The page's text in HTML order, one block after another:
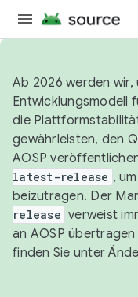
Ab 2026 werden wir,
Entwicklungsmodell
die
gewährleisten, den
AOSP
latest-release ,
beizutragen. Der
release verweist
an AOSP
finden Sie unter